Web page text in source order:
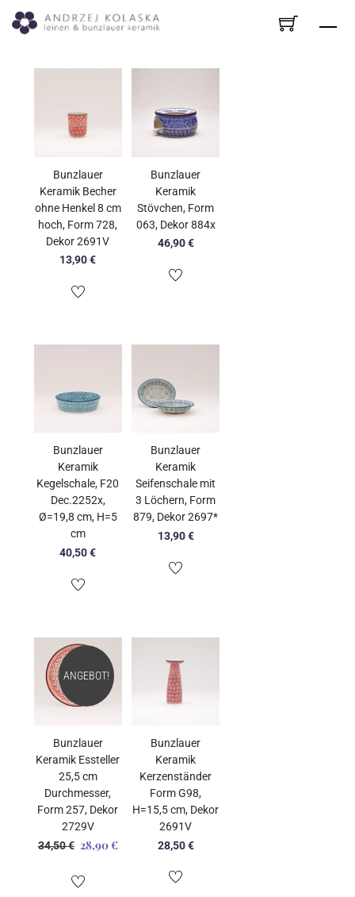
Skip
Bunzlauer
Keramik Becher
ohne Henkel 8 cm
hoch, Form 728,
Dekor 2691V
13,90€
Bunzlauer
Keramik
Stövchen, Form
063, Dekor 884x
46,90€
Bunzlauer
Keramik
Kegelschale, F20
Dec.2252x,
Ø=19,8 cm, H=5
cm
40,50€
Bunzlauer
Keramik
Seifenschale mit
3 Löchern, Form
879, Dekor 2697*
13,90€
ANGEBOT!
Bunzlauer
Keramik Essteller
25,5 cm
Durchmesser,
Form 257, Dekor
2729V
34,50€ Ursprünglicher
war:
28,90€Aktueller
Bunzlauer
Keramik
Kerzenständer
Form G98,
H=15,5 cm, Dekor
2691V
28,50€